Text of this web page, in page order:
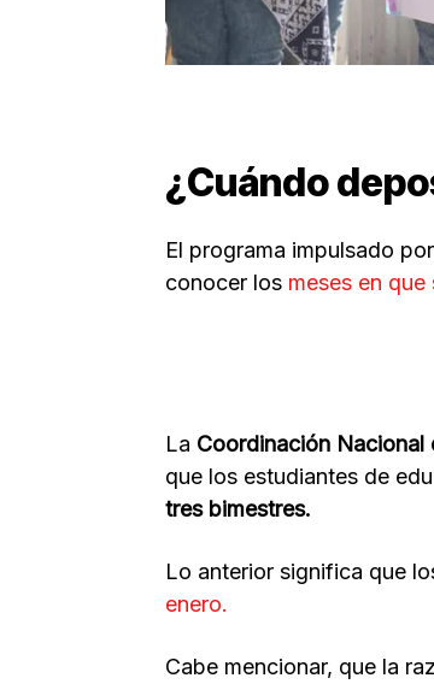
¿Cuándo
El programa impulsado
conocer los meses en que
La Coordinación Nacional
que los estudiantes de
tres bimestres.
Lo anterior significa que
enero.
Cabe mencionar, que la